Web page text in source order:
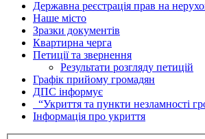
Державна реєстрація прав на
Наше місто
Зразки документів
Квартирна черга
Петиції та звернення
Результати розгляду петицій
Графік прийому громадян
ДПС інформує
“Укриття та пункти незламності
Інформація про укриття